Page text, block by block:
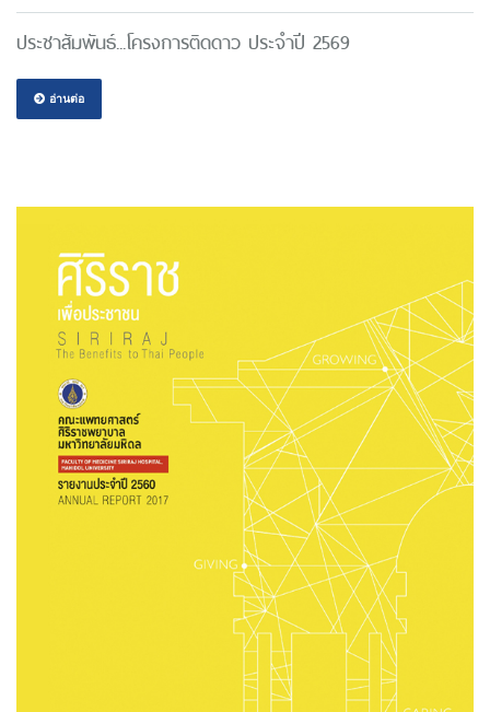
ประชาสัมพันธ์...โครงการติดดาว ประจำปี 2569
อ่านต่อ